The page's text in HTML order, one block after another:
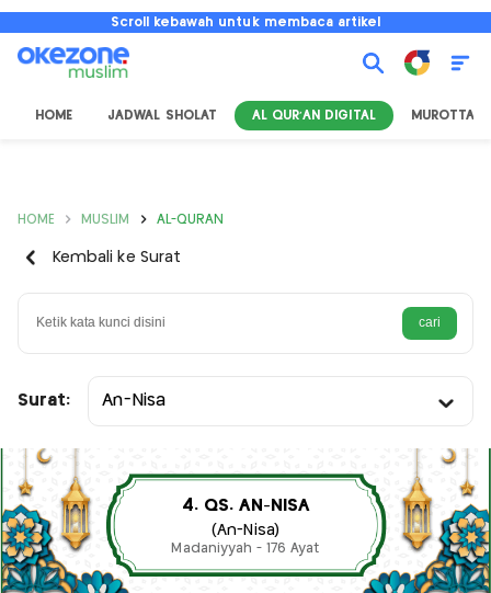
Scroll kebawah untuk membaca artikel
HOME JADWAL SHOLAT AL QUR'AN DIGITAL MUROTTAL
HOME MUSLIM AL-QURAN
Kembali ke Surat
Surat: An-Nisa
4. QS. AN-NISA
(An-Nisa)
Madaniyyah - 176 Ayat